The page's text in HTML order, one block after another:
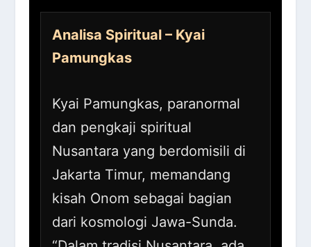
Analisa Spiritual – Kyai
Pamungkas
Kyai Pamungkas, paranormal
dan pengkaji spiritual
Nusantara yang berdomisili di
Jakarta Timur, memandang
kisah Onom sebagai bagian
dari kosmologi Jawa-Sunda.